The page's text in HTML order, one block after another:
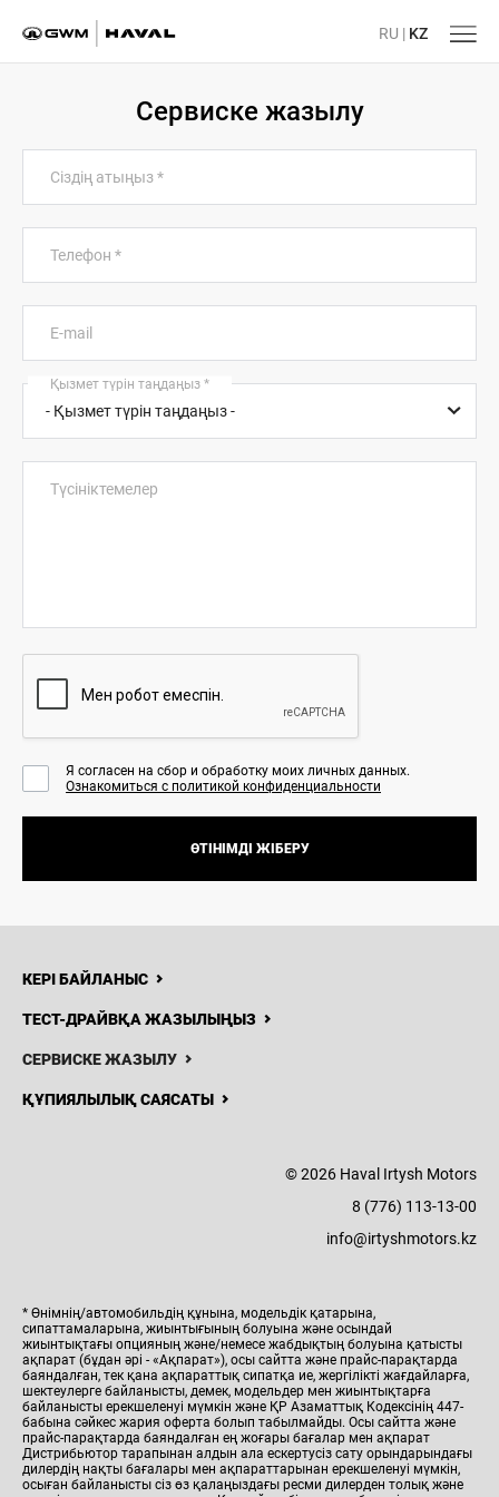
113-13-00
RU | KZ
Сервиске жазылу
Сіздің атыңыз*
Телефон *
E-mail
Қызмет түрін таңдаңыз *
Түсініктемелер
Я согласен на сбор и обработку моих личных данных.
Ознакомиться с политикой конфиденциальности
ӨТІНІМДІ ЖІБЕРУ
КЕРІ БАЙЛАНЫС
ТЕСТ-ДРАЙВҚА ЖАЗЫЛЫҢЫЗ
СЕРВИСКЕ ЖАЗЫЛУ
ҚҰПИЯЛЫЛЫҚ САЯСАТЫ
© 2026 Haval Irtysh Motors
8 (776) 113-13-00
info@irtyshmotors.kz
* Өнімнің/автомобильдің құнына, модельдік қатарына,
сипаттамаларына, жиынтығының болуына және осындай
жиынтықтағы опцияның және/немесе жабдықтың болуына қатысты
ақпарат (бұдан әрі - «Ақпарат»), осы сайтта және прайс-парақтарда
баяндалған, тек қана ақпараттық сипатқа ие, жергілікті жағдайларға,
шектеулерге байланысты, демек, модельдер мен жиынтықтарға
байланысты ерекшеленуі мүмкін және ҚР Азаматтық Кодексінің 447-
бабына сәйкес жария оферта болып табылмайды. Осы сайтта және
прайс-парақтарда баяндалған ең жоғары бағалар мен ақпарат
Дистрибьютор тарапынан алдын ала ескертусіз сату орындарындағы
дилердің нақты бағалары мен ақпараттарынан ерекшеленуі мүмкін,
осыған байланысты сіз өз қалаңыздағы ресми дилерден толық және